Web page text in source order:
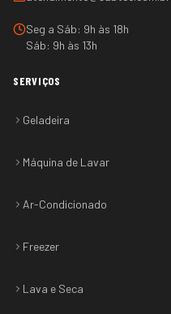
Seg a Sáb: 9h às 18h
Sáb: 9h às 13h
SERVIÇOS
Geladeira
Máquina de Lavar
Ar-Condicionado
Freezer
Lava e Seca